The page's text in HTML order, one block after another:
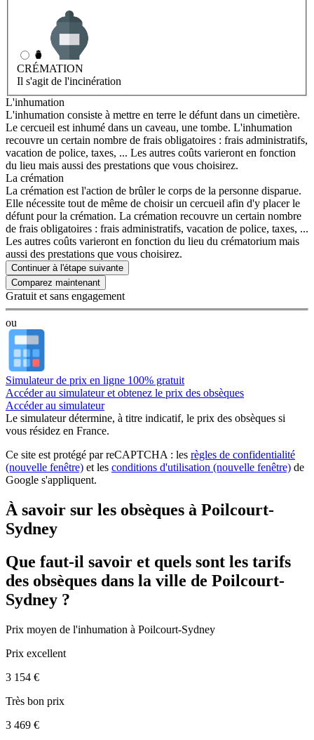
CRÉMATION
Il s'agit de l'incinération
L'inhumation
L'inhumation consiste à mettre en terre le défunt dans un cimetière.
Le cercueil est inhumé dans un caveau, une tombe. L'inhumation
recouvre un certain nombre de frais obligatoires : frais administratifs,
vacation de police, taxes, ... Les autres coûts varieront en fonction
du lieu mais aussi des prestations que vous choisirez.
La crémation
La crémation est l'action de brûler le corps de la personne disparue.
Elle nécessite tout de même de choisir un cercueil afin d'y placer le
défunt pour la crémation. La crémation recouvre un certain nombre
de frais obligatoires : frais administratifs, vacation de police, taxes, ...
Les autres coûts varieront en fonction du lieu du crématorium mais
aussi des prestations que vous choisirez.
Continuer à l'étape suivante
Gratuit et sans engagement
ou
Simulateur de prix en ligne 100% gratuit
Accéder au simulateur et obtenez le prix des obsèques
Accéder au simulateur
Le simulateurdétermine, à titre indicatif, le prix des obsèques si
vous résidez en France.
Ce site est protégé par reCAPTCHA : les règles de confidentialité
(nouvelle fenêtre) et les conditions d'utilisation (nouvelle fenêtre) de
Google s'appliquent.
À savoir sur les obsèques à Poilcourt-
Sydney
Que faut-il savoir et quels sont les tarifs
des obsèques dans la ville de Poilcourt-
Sydney ?
Prix moyen de l'inhumation à Poilcourt-Sydney
Prix excellent
3 154 €
Très bon prix
3 469 €